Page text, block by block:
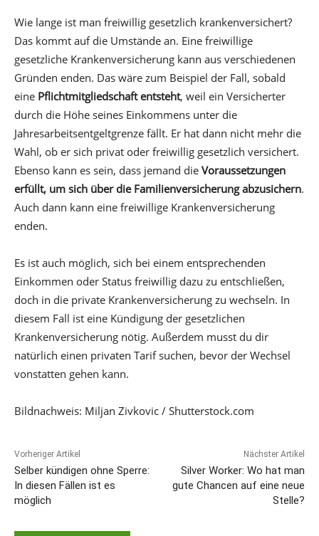
Wie lange ist man freiwillig gesetzlich krankenversichert?
Das kommt auf die Umstände an. Eine freiwillige
gesetzliche Krankenversicherung kann aus verschiedenen
Gründen enden. Das wäre zum Beispiel der Fall, sobald
eine Pflichtmitgliedschaft entsteht, weil ein Versicherter
durch die Höhe seines Einkommens unter die
Jahresarbeitsentgeltgrenze fällt. Er hat dann nicht mehr die
Wahl, ob er sich privat oder freiwillig gesetzlich versichert.
Ebenso kann es sein, dass jemand die Voraussetzungen
erfüllt, um sich über die Familienversicherung abzusichern.
Auch dann kann eine freiwillige Krankenversicherung
enden.
Es ist auch möglich, sich bei einem entsprechenden
Einkommen oder Status freiwillig dazu zu entschließen,
doch in die private Krankenversicherung zu wechseln. In
diesem Fall ist eine Kündigung der gesetzlichen
Krankenversicherung nötig. Außerdem musst du dir
natürlich einen privaten Tarif suchen, bevor der Wechsel
vonstatten gehen kann.
Bildnachweis: Miljan Zivkovic / Shutterstock.com
Vorheriger Artikel
Selber kündigen ohne Sperre:
In diesen Fällen ist es
möglich
Nächster Artikel
Silver Worker: Wo hat man
gute Chancen auf eine neue
Stelle?